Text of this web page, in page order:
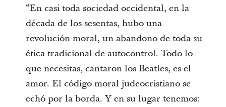
“En casi toda sociedad occidental, en la
década de los sesentas, hubo una
revolución moral, un abandono de toda su
ética tradicional de autocontrol. Todo lo
que necesitas, cantaron los Beatles, es el
amor. El código moral judeocristiano se
echó por la borda. Y en su lugar tenemos: